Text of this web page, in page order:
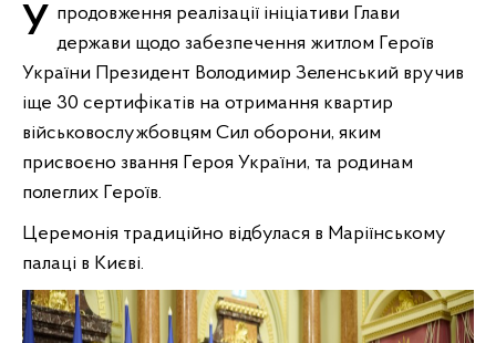
У продовження реалізації ініціативи Глави держави щодо забезпечення житлом Героїв
України Президент Володимир Зеленський вручив
іще 30 сертифікатів на отримання квартир
військовослужбовцям Сил оборони, яким
присвоєно звання Героя України, та родинам
полеглих Героїв.
Церемонія традиційно відбулася в Маріїнському
палаці в Києві.